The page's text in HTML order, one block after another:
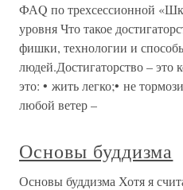
ФАQ по трехсессионной
уровня Что такое
фишки, технологии и
людей.Достигаторство – это
это: • жить легко;• не
любой ветер –
Основы буддизма
Основы буддизма Хотя я